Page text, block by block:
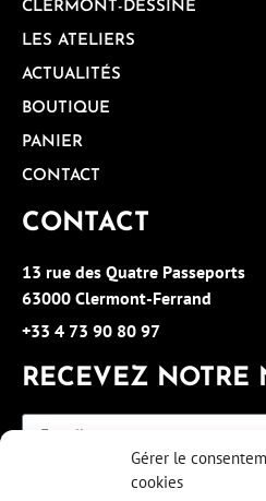
Gérer le
cookies
CLERMONT-DESSINE
LES ATELIERS
ACTUALITÉS
BOUTIQUE
PANIER
CONTACT
CONTACT
13 rue des Quatre Passeports
63000 Clermont-Ferrand
+33 4 73 90 80 97
RECEVEZ NOTRE